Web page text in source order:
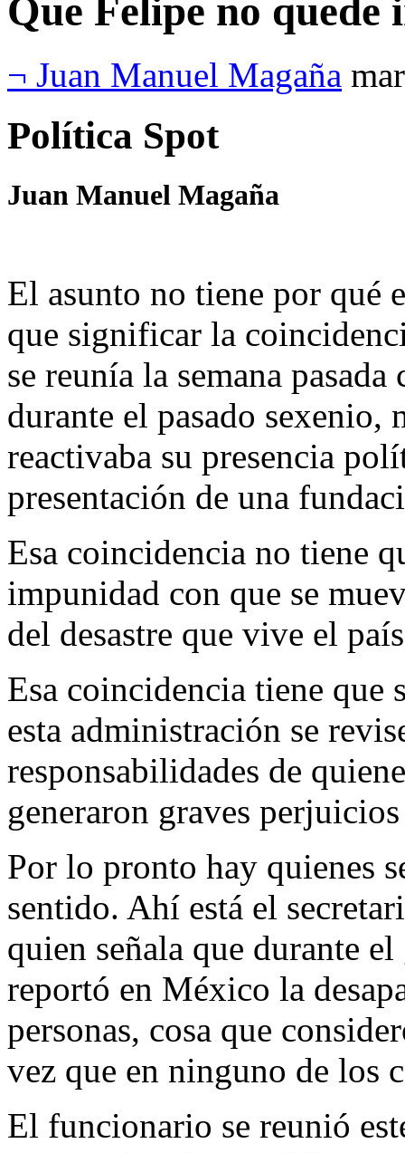
Que Felipe no quede
¬ Juan Manuel Magaña
Política Spot
Juan Manuel Magaña
El asunto no tiene por qué
que significar la
se reunía la semana
durante el pasado sexenio,
reactivaba su presencia
presentación de una
Esa coincidencia no tiene
impunidad con que se
del desastre que vive el
Esa coincidencia tiene que
esta administración se
responsabilidades de
generaron graves
Por lo pronto hay quienes
sentido. Ahí está el
quien señala que durante
reportó en México la
personas, cosa que
vez que en ninguno de los
El funcionario se reunió